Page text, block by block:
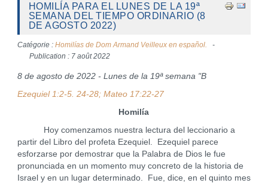
HOMILÍA PARA EL LUNES DE LA 19ª
SEMANA DEL TIEMPO ORDINARIO (8
DE AGOSTO 2022)
Catégorie : Homilías de Dom Armand Veilleux en español.
Publication : 7 août 2022
8 de agosto de 2022 - Lunes de la 19ª semana "B
Ezequiel 1:2-5. 24-28; Mateo 17:22-27
Homilía
Hoy comenzamos nuestra lectura del leccionario a
partir del Libro del profeta Ezequiel. Ezequiel parece
esforzarse por demostrar que la Palabra de Dios le fue
pronunciada en un momento muy concreto de la historia de
Israel y en un lugar determinado. Fue, dice, en el quinto mes